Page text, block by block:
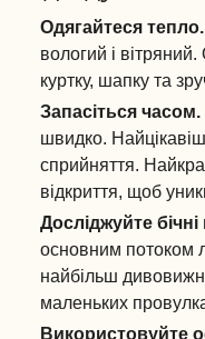
Одягайтеся тепло.
вологий і вітряний.
куртку, шапку та
Запасіться часом.
швидко.
сприйняття.
відкриття, щоб
Досліджуйте бічні
основним потоком
найбільш
маленьких
Використовуйте